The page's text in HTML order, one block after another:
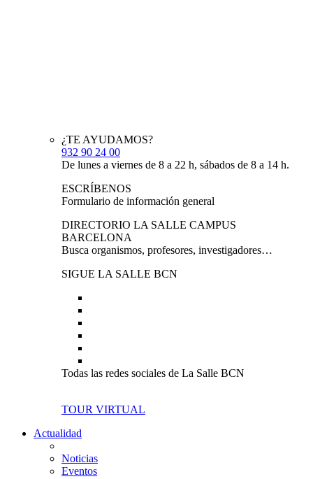
¿TE AYUDAMOS?
932 90 24 00
De lunes a viernes de 8 a 22 h, sábados de 8 a 14 h.
ESCRÍBENOS
Formulario de información general
DIRECTORIO LA SALLE CAMPUS
BARCELONA
Busca organismos, profesores, investigadores…
SIGUE LA SALLE BCN
Todas las redes sociales de La Salle BCN
TOUR VIRTUAL
Actualidad
Noticias
Eventos